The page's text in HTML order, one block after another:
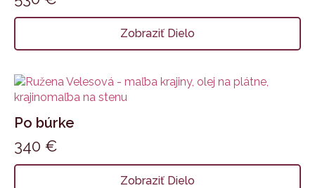
Zobraziť Dielo
Po búrke
340 €
Zobraziť Dielo